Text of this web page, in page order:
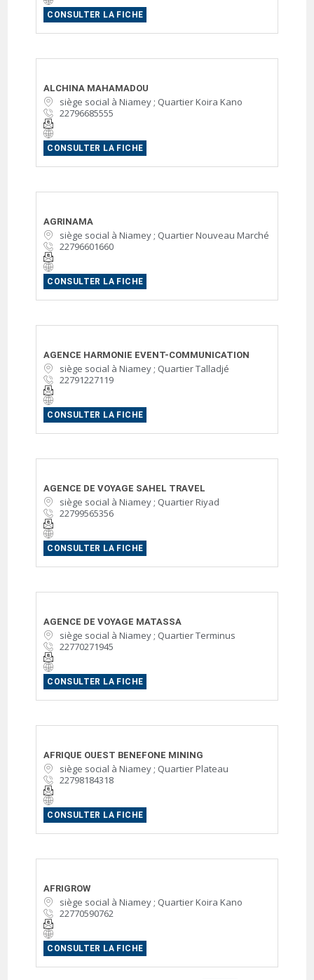
CONSULTER LA FICHE
ALCHINA MAHAMADOU
siège social à Niamey ; Quartier Koira Kano
22796685555
CONSULTER LA FICHE
AGRINAMA
siège social à Niamey ; Quartier Nouveau Marché
22796601660
CONSULTER LA FICHE
AGENCE HARMONIE EVENT-COMMUNICATION
siège social à Niamey ; Quartier Talladjé
22791227119
CONSULTER LA FICHE
AGENCE DE VOYAGE SAHEL TRAVEL
siège social à Niamey ; Quartier Riyad
22799565356
CONSULTER LA FICHE
AGENCE DE VOYAGE MATASSA
siège social à Niamey ; Quartier Terminus
22770271945
CONSULTER LA FICHE
AFRIQUE OUEST BENEFONE MINING
siège social à Niamey ; Quartier Plateau
22798184318
CONSULTER LA FICHE
AFRIGROW
siège social à Niamey ; Quartier Koira Kano
22770590762
CONSULTER LA FICHE